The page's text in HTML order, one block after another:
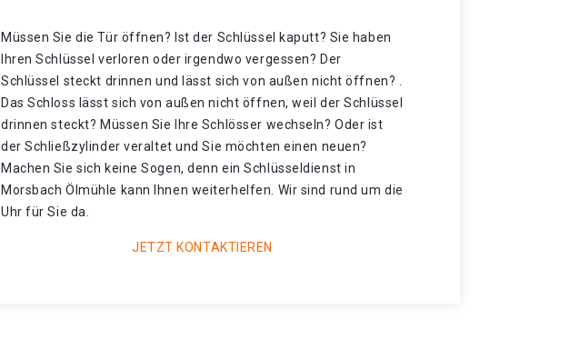
Müssen Sie die Tür öffnen? Ist der Schlüssel kaputt? Sie haben
Ihren Schlüssel verloren oder irgendwo vergessen? Der
Schlüssel steckt drinnen und lässt sich von außen nicht öffnen? .
Das Schloss lässt sich von außen nicht öffnen, weil der Schlüssel
drinnen steckt? Müssen Sie Ihre Schlösser wechseln? Oder ist
der Schließzylinder veraltet und Sie möchten einen neuen?
Machen Sie sich keine Sogen, denn ein Schlüsseldienst in
Morsbach Ölmühle kann Ihnen weiterhelfen. Wir sind rund um die
Uhr für Sie da.
JETZT KONTAKTIEREN